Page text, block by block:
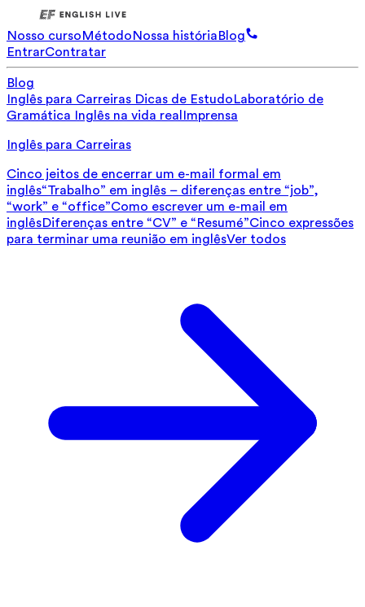
Nosso cursoMétodoNossa históriaBlog
EntrarContratar
Blog
Inglês para Carreiras Dicas de EstudoLaboratório de
Gramática Inglês na vida real Imprensa
Inglês para Carreiras
Cinco jeitos de encerrar um e-mail formal em
inglês“Trabalho” em inglês – diferenças entre “job”,
“work” e “office”Como escrever um e-mail em
inglêsDiferenças entre “CV” e “Resumé”Cinco expressões
para terminar uma reunião em inglêsVer todos